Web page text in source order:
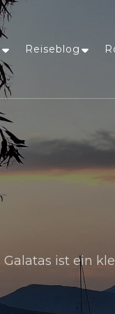
Reiseblog
Galatas ist ein